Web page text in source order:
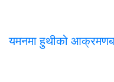
यमनमा हुथीको